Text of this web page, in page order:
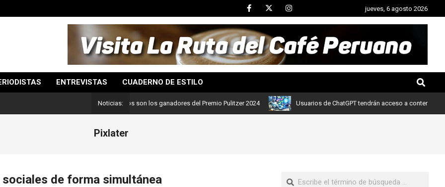
jueves, 6 agosto 2026
ENTREVISTAS CUADERNO DE ESTILO
Noticias:
Lo mejor del periodismo: Estos son los ganadores del Premio Pulitzer 2024 Usuarios de ChatGPT tendrán acceso a contenidos de
Pixlater
de forma simultánea